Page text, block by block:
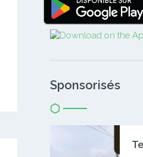
Sponsorisés